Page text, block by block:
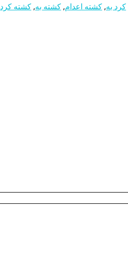
کرد به, کشته اعدام, کشته به, کشته کرد